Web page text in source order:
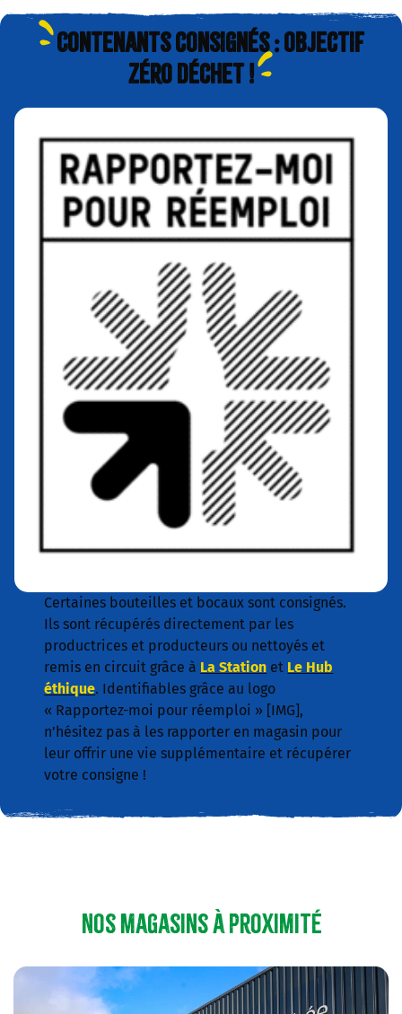
Contenants consignés : objectif
zéro déchet !
Certaines bouteilles et bocaux sont consignés.
Ils sont récupérés directement par les
productrices et producteurs ou nettoyés et
remis en circuit grâce à La Station et Le Hub
éthique. Identifiables grâce au logo
« Rapportez-moi pour réemploi » [IMG],
n’hésitez pas à les rapporter en magasin pour
leur offrir une vie supplémentaire et récupérer
votre consigne !
Nos magasins à proximité